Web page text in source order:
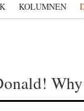
KOLUMNEN